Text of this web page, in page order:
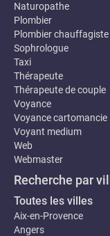
Naturopathe
Plombier
Plombier chauffagiste
Sophrologue
Taxi
Thérapeute
Thérapeute de couple
Voyance
Voyance cartomancie
Voyant medium
Web
Webmaster
Recherche par
Toutes les villes
Aix-en-Provence
Angers